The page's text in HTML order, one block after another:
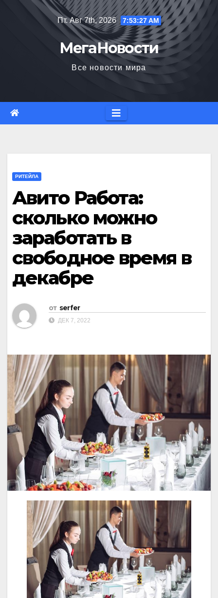
Пт. Авг 7th, 2026 7:53:29 AM
МегаНовости
Все новости мира
РИТЕЙЛА
Авито Работа:
сколько можно
заработать в
свободное время в
декабре
от serfer
ДЕК 7, 2022